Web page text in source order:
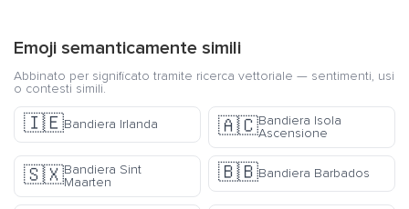
Emoji semanticamente simili
Abbinato per significato tramite ricerca vettoriale — sentimenti, usi
o contesti simili.
🇮🇪Bandiera Irlanda 🇦🇨Bandiera Isola
Ascensione
🇸🇽Bandiera Sint
Maarten
🇧🇧Bandiera Barbados